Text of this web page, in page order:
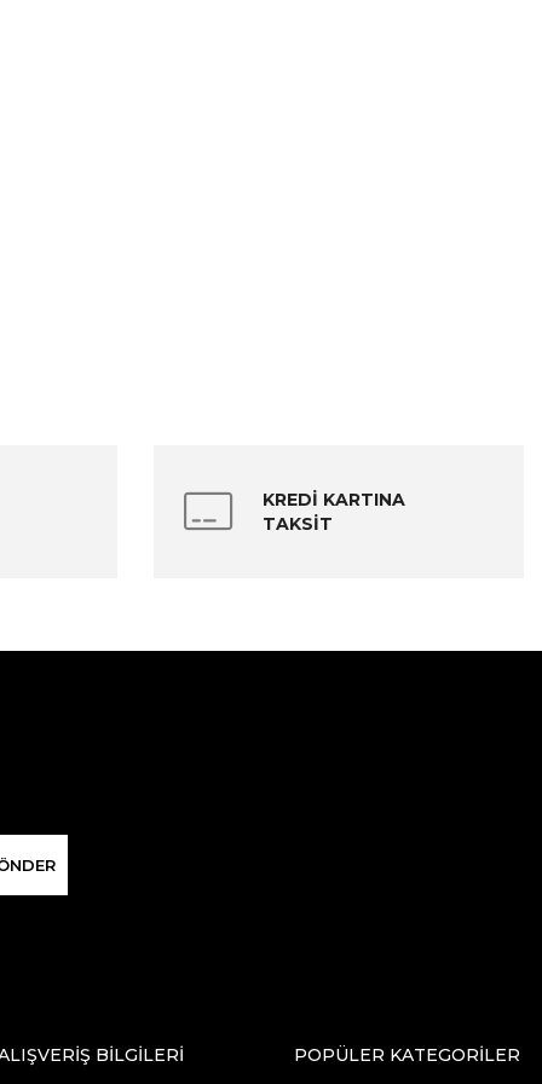
KREDİ KARTINA
TAKSİT
BİLGİLERİ POPÜLER KATEGORİLER